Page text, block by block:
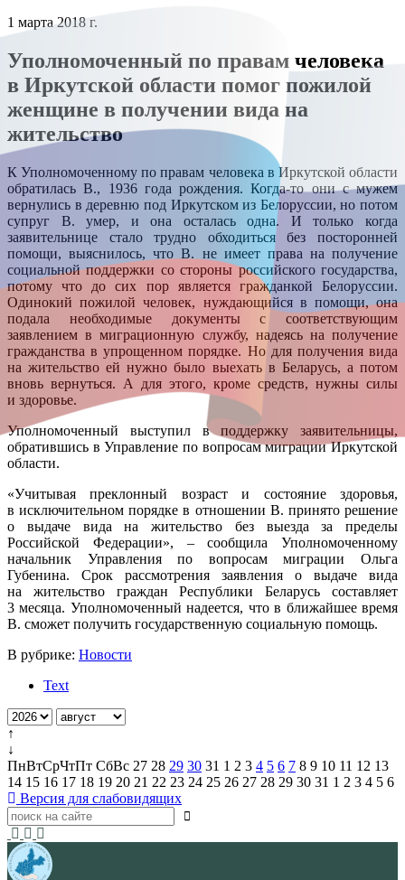
1 марта 2018 г.
Уполномоченный по правам человека
в Иркутской области помог пожилой
женщине в получении вида на
жительство
К Уполномоченному по правам человека в Иркутской области
обратилась В., 1936 года рождения. Когда-то они с мужем
вернулись в деревню под Иркутском из Белоруссии, но потом
супруг В. умер, и она осталась одна. И только когда
заявительнице стало трудно обходиться без посторонней
помощи, выяснилось, что В. не имеет права на получение
социальной поддержки со стороны российского государства,
потому что до сих пор является гражданкой Белоруссии.
Одинокий пожилой человек, нуждающийся в помощи, она
подала необходимые документы с соответствующим
заявлением в миграционную службу, надеясь на получение
гражданства в упрощенном порядке. Но для получения вида
на жительство ей нужно было выехать в Беларусь, а потом
вновь вернуться. А для этого, кроме средств, нужны силы
и здоровье.
Уполномоченный выступил в поддержку заявительницы,
обратившись в Управление по вопросам миграции Иркутской
области.
«Учитывая преклонный возраст и состояние здоровья,
в исключительном порядке в отношении В. принято решение
о выдаче вида на жительство без выезда за пределы
Российской Федерации», – сообщила Уполномоченному
начальник Управления по вопросам миграции Ольга
Губенина. Срок рассмотрения заявления о выдаче вида
на жительство граждан Республики Беларусь составляет
3 месяца. Уполномоченный надеется, что в ближайшее время
В. сможет получить государственную социальную помощь.
В рубрике: Новости
Text
↑
↓
ПнВтСрЧтПт СбВс 27 28 29 30 31 1 2 3 4 5 6 7 8 9 10 11 12 13
14 15 16 17 18 19 20 21 22 23 24 25 26 27 28 29 30 31 1 2 3 4 5 6
Версия для слабовидящих